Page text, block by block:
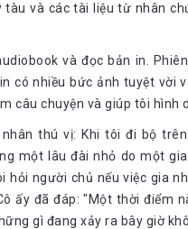
tàu và các tài liệu từ nhân
và đọc bản in.
có nhiều bức ảnh tuyệt vời
câu chuyện và giúp tôi hình
nhân thú vị: Khi tôi đi bộ
một lâu đài nhỏ do một
hỏi người chủ nếu việc gia
ấy đã đáp: "Một thời điểm
gì đang xảy ra bây giờ